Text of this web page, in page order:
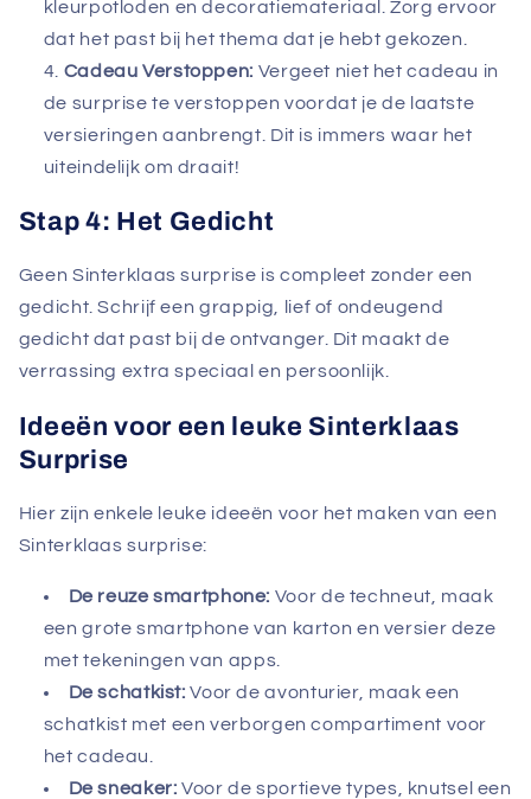
kleurpotloden en decoratiemateriaal. Zorg ervoor
dat het past bij het thema dat je hebt gekozen.
Cadeau Verstoppen: Vergeet niet het cadeau in
de surprise te verstoppen voordat je de laatste
versieringen aanbrengt. Dit is immers waar het
uiteindelijk om draait!
Stap 4: Het Gedicht
Geen Sinterklaas surprise is compleet zonder een
gedicht. Schrijf een grappig, lief of ondeugend
gedicht dat past bij de ontvanger. Dit maakt de
verrassing extra speciaal en persoonlijk.
Ideeën voor een leuke Sinterklaas
Surprise
Hier zijn enkele leuke ideeën voor het maken van een
Sinterklaas surprise:
De reuze smartphone: Voor de techneut, maak
een grote smartphone van karton en versier deze
met tekeningen van apps.
De schatkist: Voor de avonturier, maak een
schatkist met een verborgen compartiment voor
het cadeau.
De sneaker: Voor de sportieve types, knutsel een